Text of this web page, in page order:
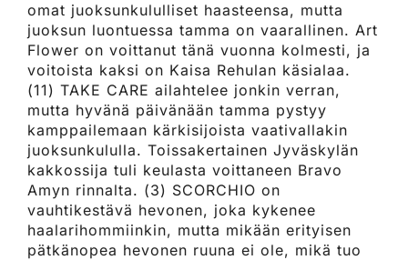
omat juoksunkululliset haasteensa, mutta
juoksun luontuessa tamma on vaarallinen. Art
Flower on voittanut tänä vuonna kolmesti, ja
voitoista kaksi on Kaisa Rehulan käsialaa.
(11) TAKE CARE ailahtelee jonkin verran,
mutta hyvänä päivänään tamma pystyy
kamppailemaan kärkisijoista vaativallakin
juoksunkululla. Toissakertainen Jyväskylän
kakkossija tuli keulasta voittaneen Bravo
Amyn rinnalta. (3) SCORCHIO on
vauhtikestävä hevonen, joka kykenee
haalarihommiinkin, mutta mikään erityisen
pätkänopea hevonen ruuna ei ole, mikä tuo